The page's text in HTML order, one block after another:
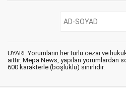
UYARI: Yorumların her türlü cezai ve
aittir. Mepa News, yapılan yorumlardan
600 karakterle (boşluklu) sınırlıdır.